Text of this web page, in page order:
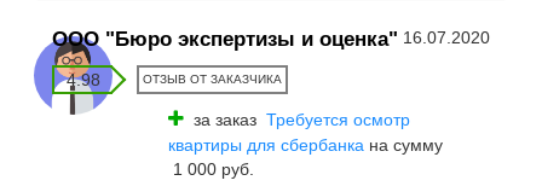
ООО "Бюро экспертизы и оценка" 16.07.2020
4.98 ОТЗЫВ ОТ ЗАКАЗЧИКА
за заказ Требуется осмотр
квартиры для сбербанка на сумму
1 000 руб.